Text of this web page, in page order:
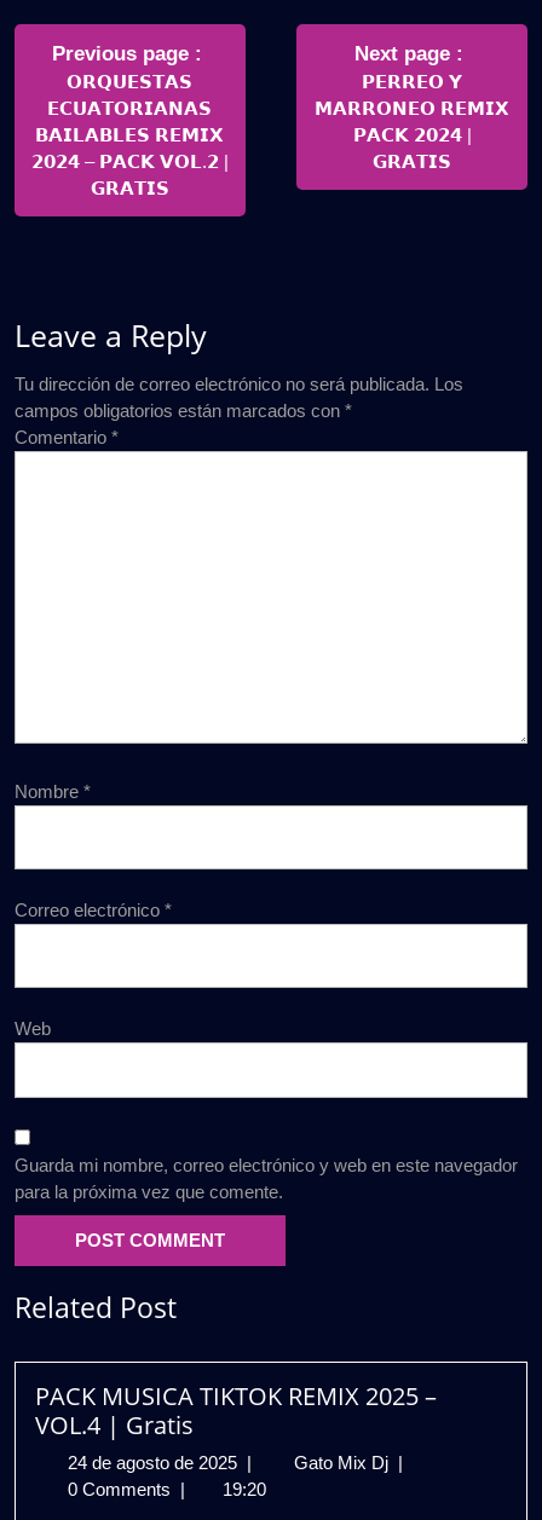
Navegación
entradas
Previous page
𝗢𝗥𝗤𝗨𝗘𝗦𝗧𝗔𝗦
𝗘𝗖𝗨𝗔𝗧𝗢𝗥𝗜𝗔𝗡𝗔𝗦
𝗕𝗔𝗜𝗟𝗔𝗕𝗟𝗘𝗦 𝗥𝗘𝗠𝗜𝗫
𝟮𝟬𝟮𝟰 – 𝗣𝗔𝗖𝗞 𝗩𝗢𝗟.𝟮 |
𝗚𝗥𝗔𝗧𝗜𝗦
Next page
𝗣𝗘𝗥𝗥𝗘𝗢 𝗬
𝗠𝗔𝗥𝗥𝗢𝗡𝗘𝗢 𝗥𝗘𝗠𝗜𝗫
𝗣𝗔𝗖𝗞 𝟮𝟬𝟮𝟰 |
𝗚𝗥𝗔𝗧𝗜𝗦
Leave a Reply
Tu dirección de correo electrónico no será publicada. Los
campos obligatorios están marcados con *
Comentario *
Nombre *
Correo electrónico *
Web
Guarda mi nombre, correo electrónico y web en este navegador
para la próxima vez que comente.
Related Post
PACK MUSICA TIKTOK REMIX 2025 –
VOL.4 | Gratis
24 de agosto de 2025 24
de
| Gato Mix Dj PACK
|
0 Comments | 19:20